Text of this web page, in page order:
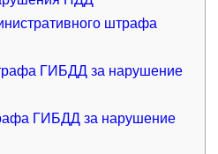
штрафа
ГИБДД за нарушение
ГИБДД за нарушение